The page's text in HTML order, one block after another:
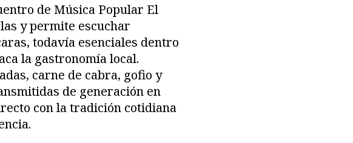
de Música Popular El
y permite escuchar
todavía esenciales dentro
la gastronomía local.
carne de cabra, gofio y
de generación en
con la tradición cotidiana